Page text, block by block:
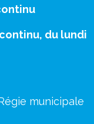
du lundi
municipale